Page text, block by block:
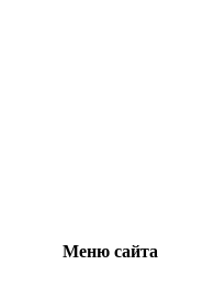
Меню сайта